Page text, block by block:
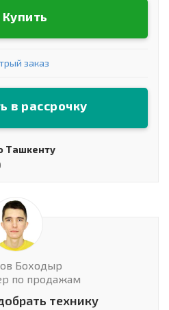
Купить
заказ
в рассрочку
Ташкенту
Боходыр
по продажам
технику